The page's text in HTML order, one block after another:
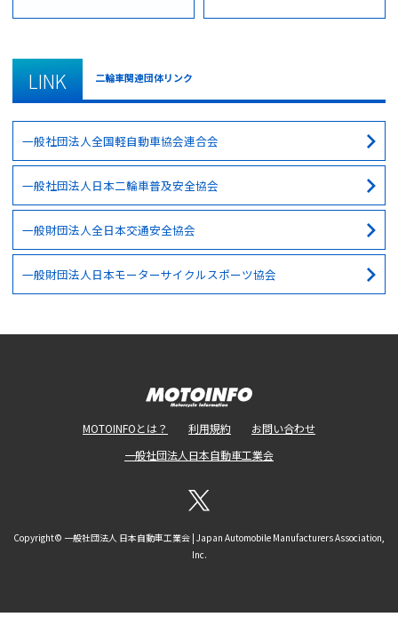
LINK 二輪車関連団体リンク
一般社団法人全国軽自動車協会連合会
一般社団法人日本二輪車普及安全協会
一般財団法人全日本交通安全協会
一般財団法人日本モーターサイクルスポーツ協会
MOTOINFOとは？ 利用規約
お問い合わせ
一般社団法人日本自動車工業会
Copyright© 一般社団法人 日本自動車工業会 | Japan Automobile Manufacturers Association,
Inc.